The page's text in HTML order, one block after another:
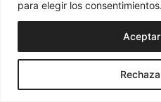
para elegir los consentimientos.